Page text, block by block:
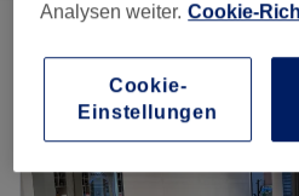
Ein Salon, der anbietet:
Analysen weiter. Cookie-
Cookie-
Einstellungen